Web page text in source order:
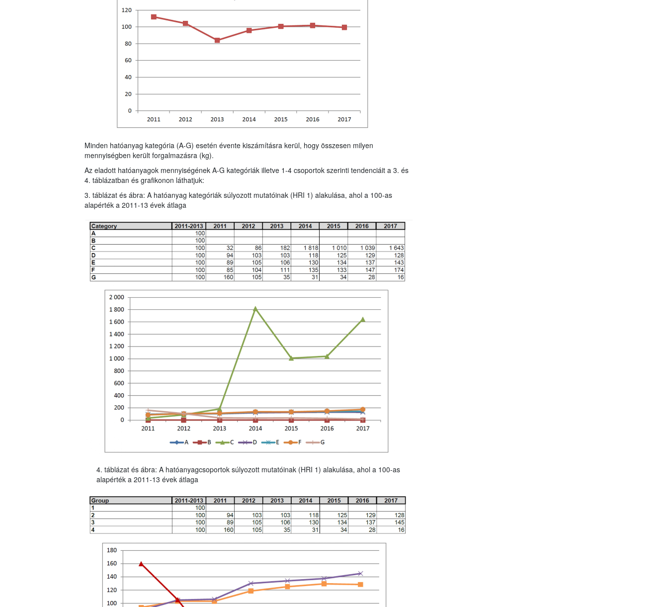
Minden hatóanyag kategória (A-G) esetén évente kiszámításra kerül, hogy összesen milyen
mennyiségben került forgalmazásra (kg).
Az eladott hatóanyagok mennyiségének A-G kategóriák illetve 1-4 csoportok szerinti tendenciáit a 3. és
4. táblázatban és grafikonon láthatjuk:
3. táblázat és ábra: A hatóanyag kategóriák súlyozott mutatóinak (HRI 1) alakulása, ahol a 100-as
alapérték a 2011-13 évek átlaga
4. táblázat és ábra: A hatóanyagcsoportok súlyozott mutatóinak (HRI 1) alakulása, ahol a 100-as
alapérték a 2011-13 évek átlaga